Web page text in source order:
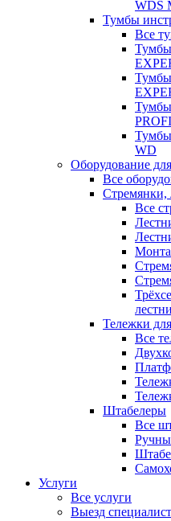
WDS
Тумбы
Все
Тумбы
Тумбы
Тумбы
Тумбы
WD
Оборудование
Все
Стремянки,
Все
Тележки
Все
Штабелеры
Все
Услуги
Все услуги
Выезд